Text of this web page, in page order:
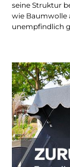
seine Struktur
wie Baumwolle
unempfindlich